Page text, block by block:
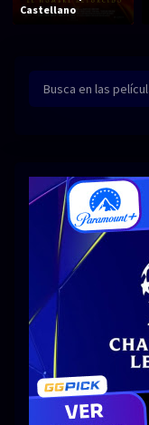
Comedia
Terror
Fantástico
Bélico
Biográfico
SERIES
Series 1080p
Series 720p
Series 1080p 60 FPS
Castellano